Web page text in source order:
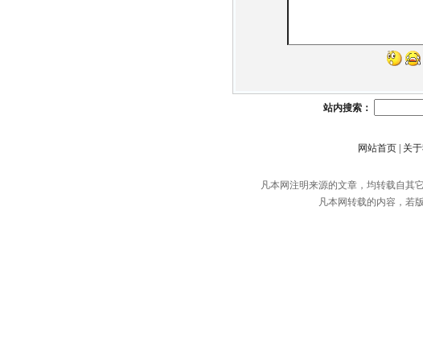
站内搜索：
网站首页| 关
凡本网注明来源的文章，均转载自其
凡本网转载的内容，若